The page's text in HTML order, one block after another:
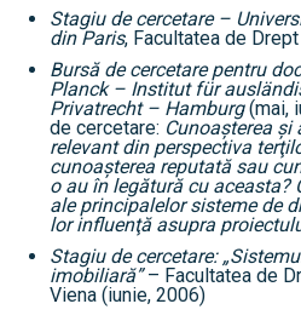
Stagiu de cercetare –
din Paris, Facultatea de
Bursă de cercetare pentru
Planck – Institut für
Privatrecht – Hamburg(mai,
de cercetare: Cunoaşterea şi
relevant din perspectiva
cunoaşterea reputată sau
o au în legătură cu aceasta?
ale principalelor sisteme de
lor influenţă asupra
Stagiu de cercetare:
imobiliară”– Facultatea de
Viena (iunie, 2006)